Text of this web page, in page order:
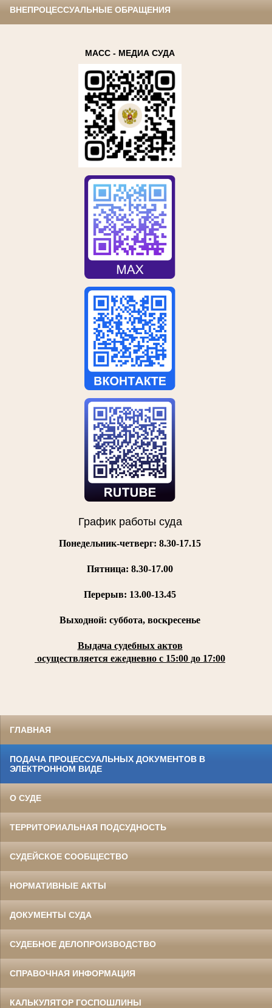
ВНЕПРОЦЕССУАЛЬНЫЕ ОБРАЩЕНИЯ
МАСС - МЕДИА СУДА
График работы суда
Понедельник-четверг: 8.30-17.15
Пятница: 8.30-17.00
Перерыв: 13.00-13.45
Выходной: суббота, воскресенье
Выдача судебных актов
осуществляется ежедневно с 15:00 до 17:00
ГЛАВНАЯ
ПОДАЧА ПРОЦЕССУАЛЬНЫХ ДОКУМЕНТОВ В
ЭЛЕКТРОННОМ ВИДЕ
О СУДЕ
ТЕРРИТОРИАЛЬНАЯ ПОДСУДНОСТЬ
СУДЕЙСКОЕ СООБЩЕСТВО
НОРМАТИВНЫЕ АКТЫ
ДОКУМЕНТЫ СУДА
СУДЕБНОЕ ДЕЛОПРОИЗВОДСТВО
СПРАВОЧНАЯ ИНФОРМАЦИЯ
КАЛЬКУЛЯТОР ГОСПОШЛИНЫ